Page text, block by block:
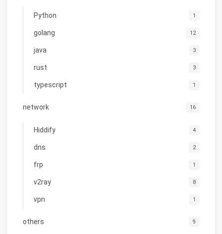
Python 1
golang 12
java 3
rust 3
typescript 1
network 16
Hiddify 4
dns 2
frp 1
v2ray 8
vpn 1
others 9